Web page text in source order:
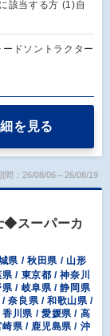
該当する方 (1)自
ドソントラクター
を見る
間：26/08/06～26/08/19
◆スーパーカ
県 / 秋田県 / 山形
/ 東京都 / 神奈川
/ 岐阜県 / 静岡県
奈良県 / 和歌山県 /
川県 / 愛媛県 / 高
県 / 鹿児島県 / 沖